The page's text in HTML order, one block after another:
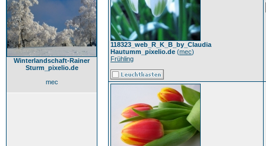
Winterlandschaft-Rainer
Sturm_pixelio.de
mec
118323_web_R_K_B_by_Claudia
Hautumm_pixelio.de (mec)
Frühling